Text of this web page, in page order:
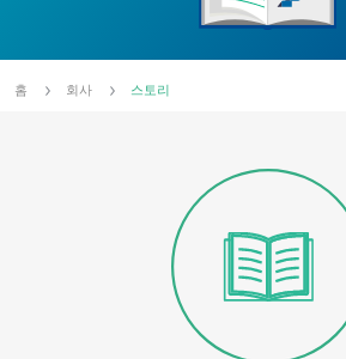
홈 회사 스토리